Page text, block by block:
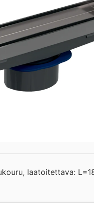
laatoitettava: